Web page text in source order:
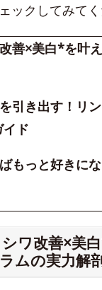
ックしてみて
善×美白*を叶
引き出す！リ
イド
もっと好きに
ワ改善×美白
ムの実力解